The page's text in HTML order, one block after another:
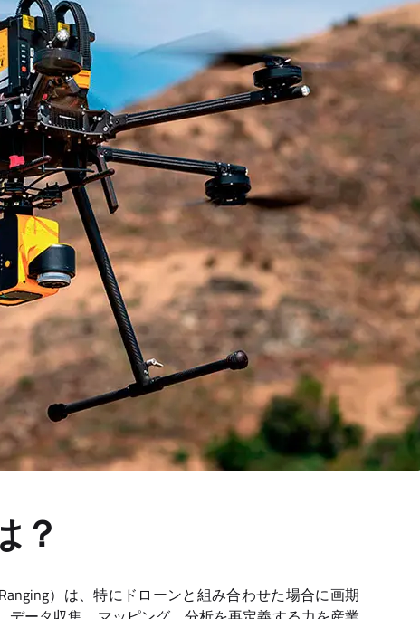
？
）は、特にドローンと組み合わせた場合に画期